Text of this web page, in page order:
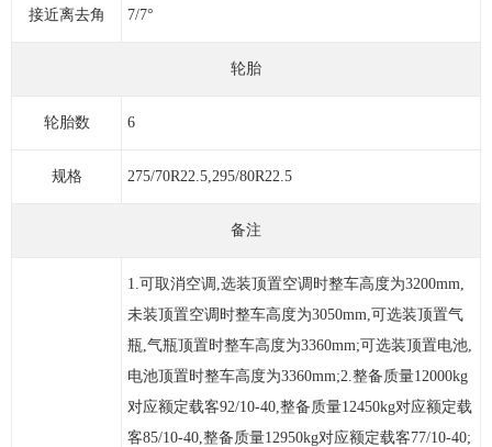
接近离去角 7/7°
轮胎
轮胎数 6
规格 275/70R22.5,295/80R22.5
备注
1.可取消空调,选装顶置空调时整车高度为3200mm,
未装顶置空调时整车高度为3050mm,可选装顶置气
瓶,气瓶顶置时整车高度为3360mm;可选装顶置电池,
电池顶置时整车高度为3360mm;2.整备质量12000kg
对应额定载客92/10-40,整备质量12450kg对应额定载
客85/10-40,整备质量12950kg对应额定载客77/10-40;